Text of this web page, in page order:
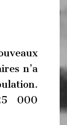
n’a
000